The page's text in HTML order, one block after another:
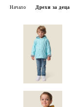
Начало Дрехи за деца